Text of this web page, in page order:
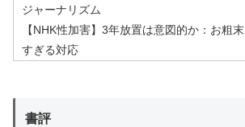
ジャーナリズム
【NHK性加害】3年放置は意図的か：お粗末
すぎる対応
書評